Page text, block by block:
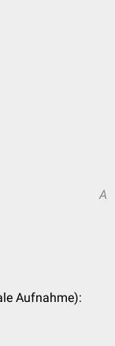
A
Aufnahme):